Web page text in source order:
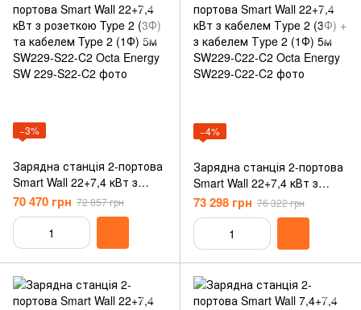
−3%
Зарядна станція 2-портова
Smart Wall 22+7,4 кВт з
розеткою Type 2 (3Ф) та
кабелем Type 2 (1Ф) 5м
SW229-S22-C2 Octa Energy
70 470 грн 72 857 грн
−4%
Зарядна станція 2-портова
Smart Wall 22+7,4 кВт з
кабелем Тype 2 (3Ф) + з
кабелем Тype 2 (1Ф) 5м
SW229-С22-C2 Octa Energy
73 298 грн 76 322 грн